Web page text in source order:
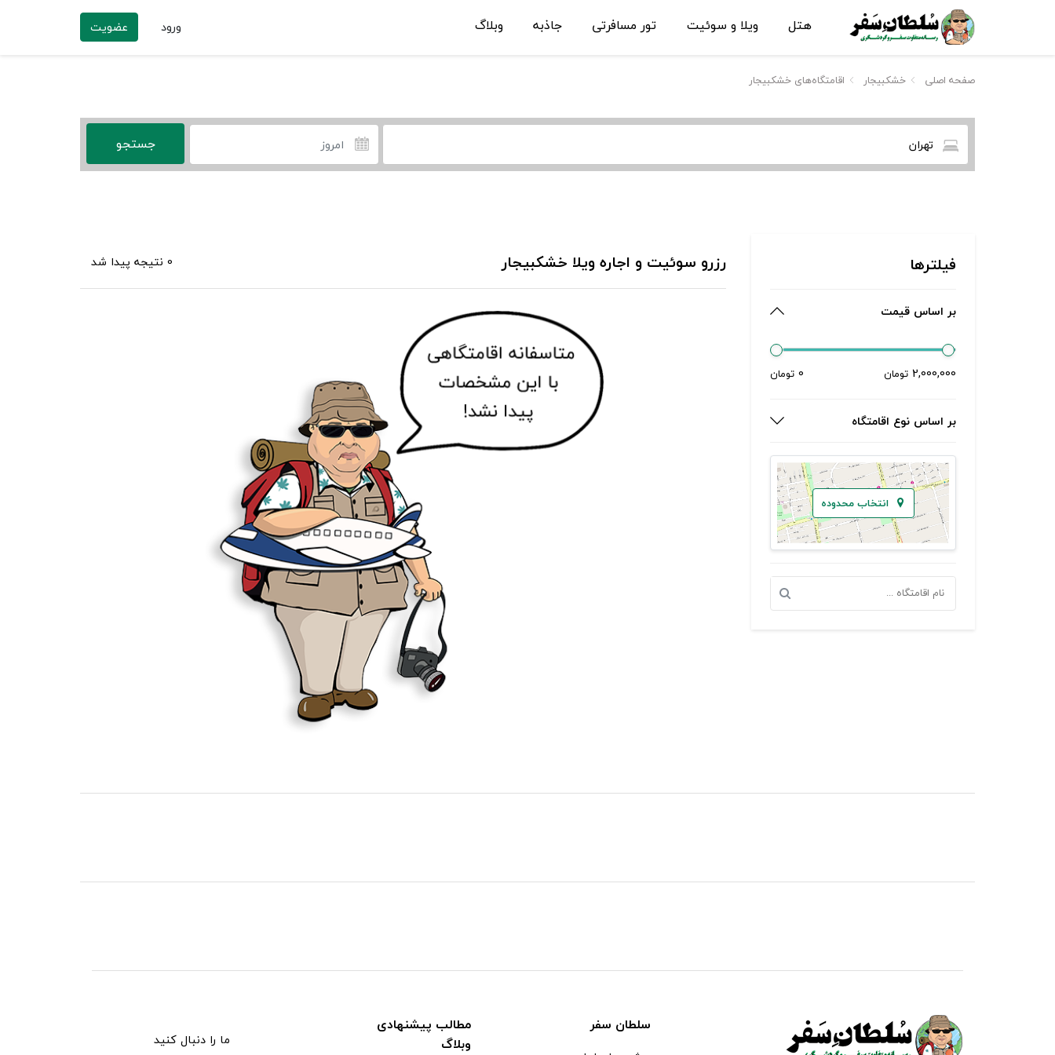
هتل ویلا و سوئیت تور مسافرتی جاذبه وبلاگ ورود عضویت
صفحه اصلی خشکبیجار اقامتگاه‌های خشکبیجار
تهران
فیلترها
بر اساس قیمت
0 تومان 2,000,000 تومان
بر اساس نوع اقامتگاه
انتخاب محدوده
رزرو سوئیت و اجاره ویلا خشکبیجار 0 نتیجه پیدا شد
سلطان سفر
مطالب پیشنهادی
وبلاگ
ما را دنبال کنید